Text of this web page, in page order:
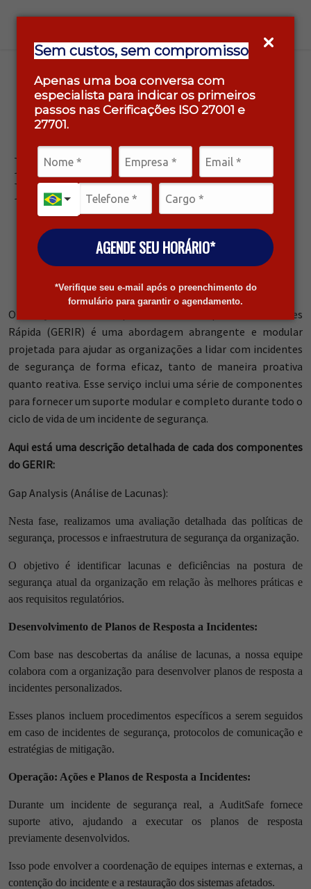
Sem custos, sem compromisso
Apenas uma boa conversa com
especialista para indicar os primeiros
passos nas Cerificações ISO 27001 e
27701.
AGENDE SEU HORÁRIO*
*Verifique seu e-mail após o preenchimento do
formulário para garantir o agendamento.
RESPOSTA À
INCIDENTES
O serviço de Gestão Especializada de Resposta a Incidentes
Rápida (GERIR) é uma abordagem abrangente e modular
projetada para ajudar as organizações a lidar com incidentes
de segurança de forma eficaz, tanto de maneira proativa
quanto reativa. Esse serviço inclui uma série de componentes
para fornecer um suporte modular e completo durante todo o
ciclo de vida de um incidente de segurança.
Aqui está uma descrição detalhada de cada dos componentes
do GERIR:
Gap Analysis (Análise de Lacunas):
Nesta fase, realizamos uma avaliação detalhada das políticas de
segurança, processos e infraestrutura de segurança da organização.
O objetivo é identificar lacunas e deficiências na postura de
segurança atual da organização em relação às melhores práticas e
aos requisitos regulatórios.
Desenvolvimento de Planos de Resposta a Incidentes:
Com base nas descobertas da análise de lacunas, a nossa equipe
colabora com a organização para desenvolver planos de resposta a
incidentes personalizados.
Esses planos incluem procedimentos específicos a serem seguidos
em caso de incidentes de segurança, protocolos de comunicação e
estratégias de mitigação.
Operação: Ações e Planos de Resposta a Incidentes:
Durante um incidente de segurança real, a AuditSafe fornece
suporte ativo, ajudando a executar os planos de resposta
previamente desenvolvidos.
Isso pode envolver a coordenação de equipes internas e externas, a
contenção do incidente e a restauração dos sistemas afetados.